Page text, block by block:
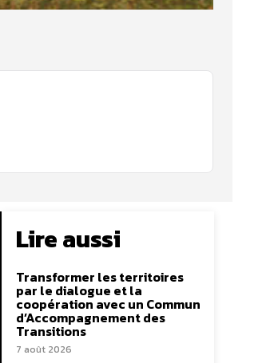
Lire aussi
Transformer les territoires
par le dialogue et la
coopération avec un Commun
d’Accompagnement des
Transitions
7 août 2026